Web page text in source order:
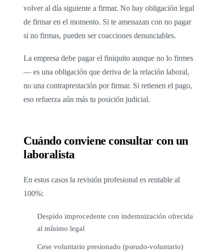
volver al día siguiente a firmar. No hay obligación legal
de firmar en el momento. Si te amenazan con no pagar
si no firmas, pueden ser coacciones denunciables.
La empresa debe pagar el finiquito aunque no lo firmes
— es una obligación que deriva de la relación laboral,
no una contraprestación por firmar. Si retienen el pago,
eso refuerza aún más tu posición judicial.
Cuándo conviene consultar con un
laboralista
En estos casos la revisión profesional es rentable al
100%:
Despido improcedente con indemnización ofrecida
al mínimo legal
Cese voluntario presionado (pseudo-voluntario)